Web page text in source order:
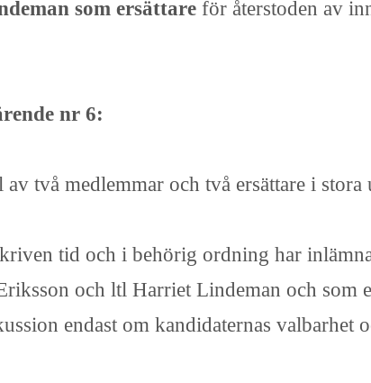
som ersättare för återstoden av
nr 6:
två medlemmar och två ersättare i stora
tid och i behörig ordning har
och ltl Harriet Lindeman och som
endast om kandidaternas